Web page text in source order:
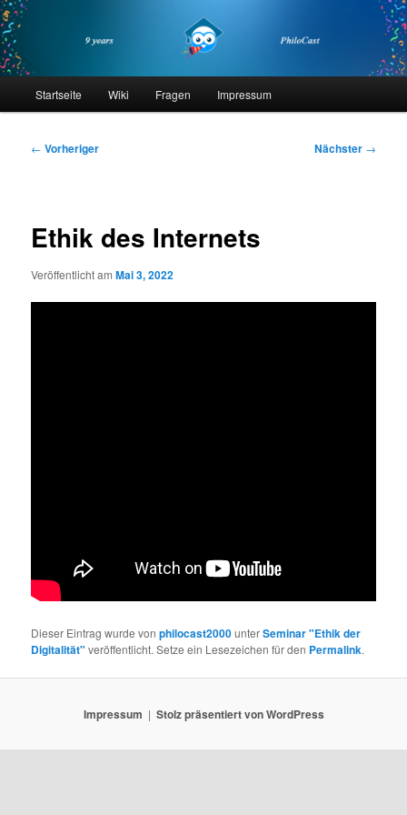
Zum
primären
Inhalt
springenphilocast
Startseite Wiki Fragen Impressum
Beitragsnavigation
← Vorheriger Nächster →
Ethik des Internets
Veröffentlicht amMai 3, 2022
Dieser Eintrag wurde vonphilocast2000unterSeminar "Ethik der
Digitalität" veröffentlicht. Setze ein Lesezeichen für den Permalink.
Impressum Stolz präsentiert von WordPress